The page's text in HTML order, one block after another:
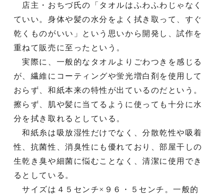
店主・おちづ氏の「タオルはふわふわじゃなく
ていい。身体や髪の水分をよく拭き取って、すぐ
乾くものがいい」という思いから開発し、試作を
重ねて販売に至ったという。
実際に、一般的なタオルよりごわつきを感じる
が、繊維にコーティングや蛍光増白剤を使用して
おらず、和紙本来の特性が出ているのだという。
擦らず、肌や髪に当てるように使っても十分に水
分を拭き取れるとしている。
和紙糸は吸放湿性だけでなく、分散乾性や吸着
性、抗菌性、消臭性にも優れており、部屋干しの
生乾き臭や細菌に悩むことなく、清潔に使用でき
るとしている。
サイズは４５センチ×９６・５センチ。一般的